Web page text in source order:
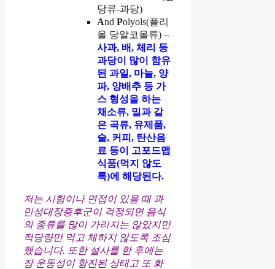
당류-과당)
And Polyols(폴리
올 당알코올류) –
사과, 배, 체리 등
과당이 많이 함유
된 과일, 마늘, 양
파, 양배추 등 가
스 형성을 하는
채소류, 밀과 같
은 곡류, 유제품,
술, 커피, 탄산음
료 등이 고포드맵
식품(먹지 않도
록)에 해당된다.
저는 시험이나 면접이 있을 때 과
민성대장증후군이 걱정되면 음식
의 종류를 많이 가리지는 않았지만
적당량만 먹고 체하지 않도록 조심
했습니다. 또한 설사를 한 후에는
장 운동성이 항진된 상태고 또 화